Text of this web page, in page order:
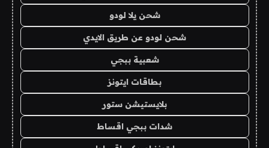
شحن يلا لودو
شحن لودو عن طريق الايدي
شعبية ببجي
بطاقات ايتونز
بلايستيشن ستور
شدات ببجي اقساط